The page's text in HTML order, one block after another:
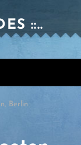
::..
Berlin